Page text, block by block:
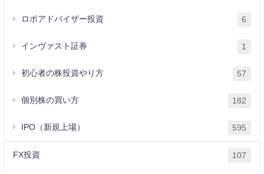
ロボアドバイザー投資 6
インヴァスト証券 1
初心者の株投資やり方 57
個別株の買い方 182
IPO（新規上場） 595
FX投資 107